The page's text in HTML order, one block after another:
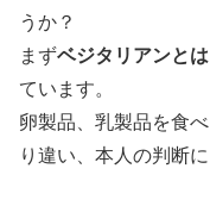
うか？
まずベジタリアンと
ています。
卵製品、乳製品を食
り違い、本人の判断に